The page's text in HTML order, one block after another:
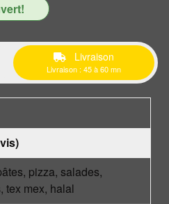
Livraison
Livraison : 45 à 60 mn
pizza, salades,
tex mex, halal